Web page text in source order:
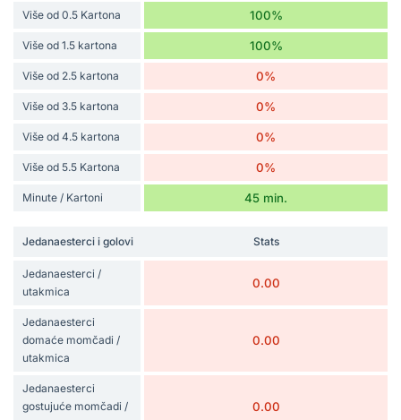
Više od 0.5 Kartona 100%
Više od 1.5 kartona 100%
Više od 2.5 kartona 0%
Više od 3.5 kartona 0%
Više od 4.5 kartona 0%
Više od 5.5 Kartona 0%
Minute / Kartoni 45 min.
Jedanaesterci i golovi Stats
Jedanaesterci /
utakmica
0.00
Jedanaesterci
domaće momčadi /
utakmica
0.00
Jedanaesterci
gostujuće momčadi /
0.00